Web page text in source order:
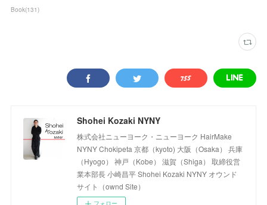
Book(131)
Shohei Kozaki NYNY
株式会社ニューヨーク・ニューヨーク HairMake
NYNY Chokipeta 京都（kyoto) 大阪（Osaka） 兵庫
（Hyogo） 神戸（Kobe） 滋賀（Shiga） 取締役営
業本部長 小崎昌平 Shohei Kozaki NYNY オウンド
サイト（ownd Site）
フォロー